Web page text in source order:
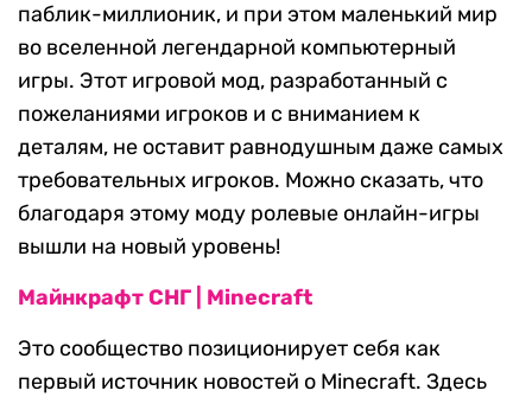
паблик-миллионик, и при этом маленький мир
во вселенной легендарной компьютерный
игры. Этот игровой мод, разработанный с
пожеланиями игроков и с вниманием к
деталям, не оставит равнодушным даже самых
требовательных игроков. Можно сказать, что
благодаря этому моду ролевые онлайн-игры
вышли на новый уровень!
Майнкрафт СНГ | Minecraft
Это сообщество позиционирует себя как
первый источник новостей о Minecraft. Здесь